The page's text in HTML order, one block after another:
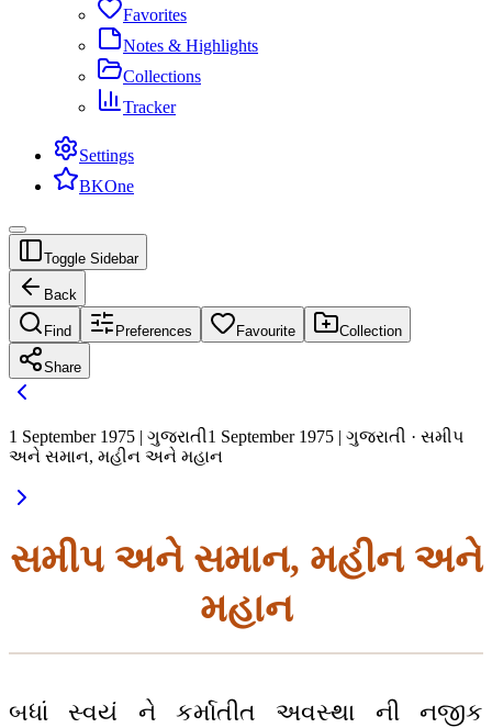
Favorites
Notes & Highlights
Collections
Tracker
Settings
BKOne
Toggle Sidebar
Back
Find Preferences Favourite Collection
Share
1 September 1975 | ગુજરાતી1 September 1975 | ગુજરાતી · સમીપ
અને સમાન, મહીન અને મહાન
સમીપ અને સમાન, મહીન અને
મહાન
બધાં સ્વયં ને કર્માતીત અવસ્થા ની નજીક